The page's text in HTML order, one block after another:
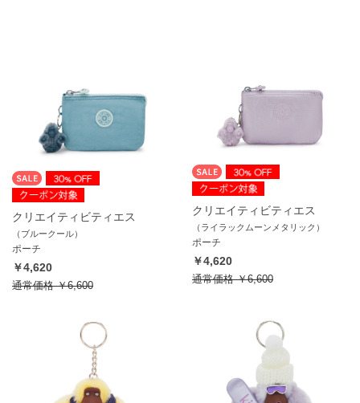
クリエイティビティエス
（ブルークール）
ポーチ
￥4,620
通常価格￥6,600
クリエイティビティエス
（ライラックムーンメタリック）
ポーチ
￥4,620
通常価格￥6,600